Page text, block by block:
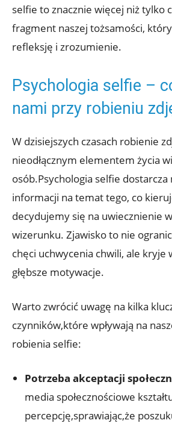
selfie to ‍znacznie więcej niż tylko
fragment naszej tożsamości, który
refleksję i ⁢zrozumienie.
Psychologia selfie –
nami przy robieniu
W dzisiejszych czasach robienie
nieodłącznym elementem życia
osób.Psychologia selfie dostarcza
informacji ⁣na temat tego, co
decydujemy się‍ na​ uwiecznienie
wizerunku. Zjawisko to nie
chęci uchwycenia chwili, ale kryje
⁤głębsze motywacje.
Warto zwrócić uwagę na ⁤kilka
czynników,które wpływają ‍na
robienia ‌selfie:
Potrzeba‌ akceptacji
⁢media społecznościowe
percepcję,sprawiając,że